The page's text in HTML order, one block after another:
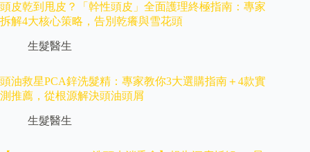
頭皮乾到甩皮？「幹性頭皮」全面護理終極指南：專家
拆解4大核心策略，告別乾癢與雪花頭
生髮醫生
頭油救星PCA鋅洗髮精：專家教你3大選購指南＋4款實
測推薦，從根源解決頭油頭屑
生髮醫生